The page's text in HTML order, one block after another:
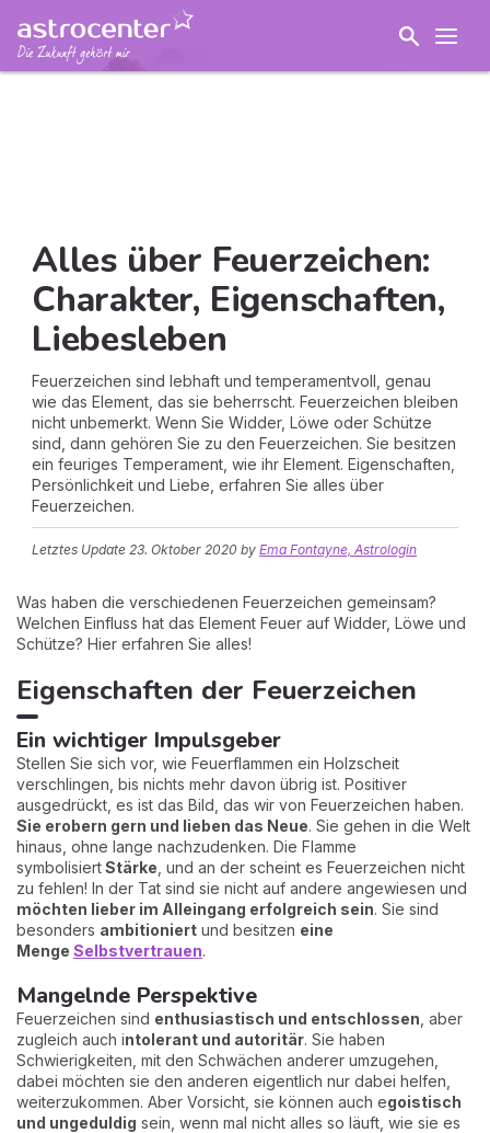
Alles über Feuerzeichen:
Charakter, Eigenschaften,
Liebesleben
Feuerzeichen sind lebhaft und temperamentvoll, genau
wie das Element, das sie beherrscht. Feuerzeichen bleiben
nicht unbemerkt. Wenn Sie Widder, Löwe oder Schütze
sind, dann gehören Sie zu den Feuerzeichen. Sie besitzen
ein feuriges Temperament, wie ihr Element. Eigenschaften,
Persönlichkeit und Liebe, erfahren Sie alles über
Feuerzeichen.
Letztes Update 23. Oktober 2020 by Ema Fontayne, Astrologin
Was haben die verschiedenen Feuerzeichen gemeinsam?
Welchen Einfluss hat das Element Feuer auf Widder, Löwe und
Schütze? Hier erfahren Sie alles!
Eigenschaften der Feuerzeichen
Ein wichtiger Impulsgeber
Stellen Sie sich vor, wie Feuerflammen ein Holzscheit
verschlingen, bis nichts mehr davon übrig ist. Positiver
ausgedrückt, es ist das Bild, das wir von Feuerzeichen haben.
Sie erobern gern und lieben das Neue. Sie gehen in die Welt
hinaus, ohne lange nachzudenken. Die Flamme
symbolisiertStärke , und an der scheint es Feuerzeichen nicht
zu fehlen! In der Tat sind sie nicht auf andere angewiesen und
möchten lieber im Alleingang erfolgreich sein. Sie sind
besonders ambitioniert und besitzen eine
Menge Selbstvertrauen.
Mangelnde Perspektive
Feuerzeichen sind enthusiastisch und entschlossen , aber
zugleich auch intolerant und autoritär. Sie haben
Schwierigkeiten, mit den Schwächen anderer umzugehen,
dabei möchten sie den anderen eigentlich nur dabei helfen,
weiterzukommen. Aber Vorsicht, sie können auch egoistisch
und ungeduldig sein, wenn mal nicht alles so läuft, wie sie es